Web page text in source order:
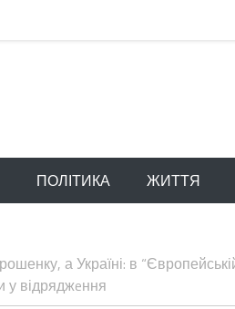
ПОЛІТИКА ЖИТТЯ
а Україні: в
у відряджeння